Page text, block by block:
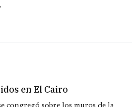
en El Cairo